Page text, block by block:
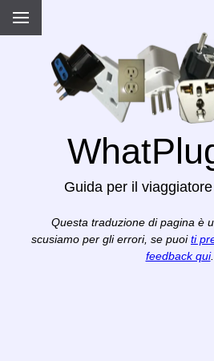
Guida per il
Questa traduzione di pagina è
scusiamo per gli errori, se puoi ti
feedback qui.